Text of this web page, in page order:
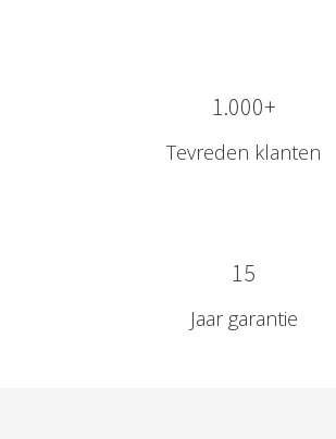
1.000+
Tevreden klanten
15
Jaar garantie